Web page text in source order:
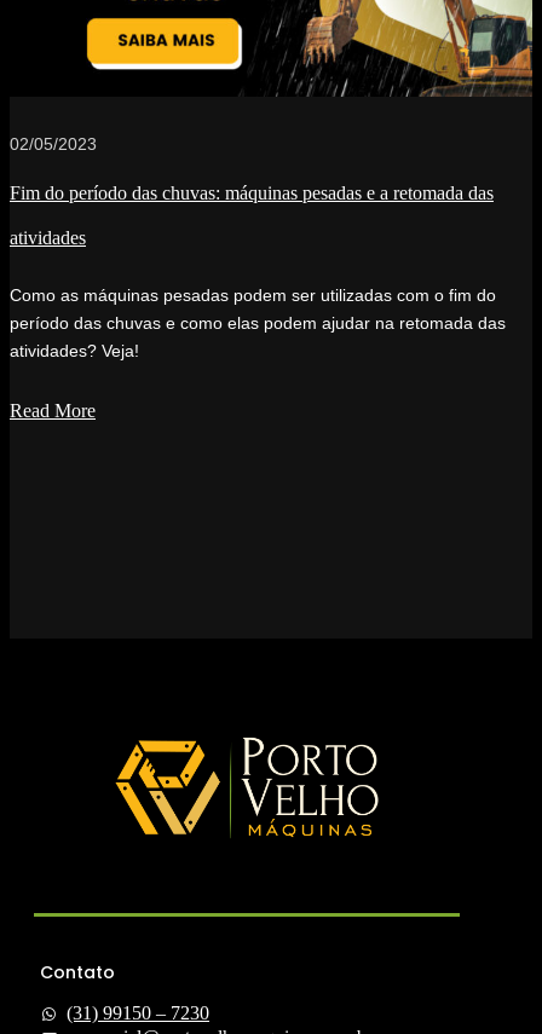
02/05/2023
Fim do período das chuvas: máquinas pesadas e a retomada das
atividades
Como as máquinas pesadas podem ser utilizadas com o fim do
período das chuvas e como elas podem ajudar na retomada das
atividades? Veja!
Read More
Contato
(31) 99150 – 7230